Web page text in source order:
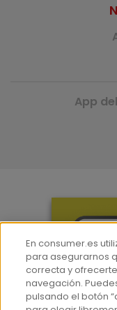
App
En consumer.es
para asegurarnos
correcta y
navegación.
pulsando el botón